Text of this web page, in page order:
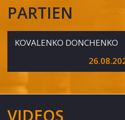
PARTIEN
KOVALENKO DONCHENKO
VIDEOS